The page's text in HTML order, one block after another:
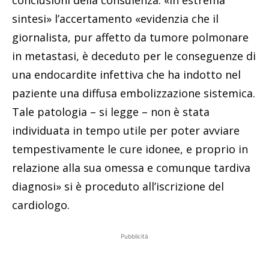
sintesi» l’accertamento «evidenzia che il
giornalista, pur affetto da tumore polmonare
in metastasi, è deceduto per le conseguenze di
una endocardite infettiva che ha indotto nel
paziente una diffusa embolizzazione sistemica.
Tale patologia – si legge – non è stata
individuata in tempo utile per poter avviare
tempestivamente le cure idonee, e proprio in
relazione alla sua omessa e comunque tardiva
diagnosi» si è proceduto all’iscrizione del
cardiologo.
Pubblicità